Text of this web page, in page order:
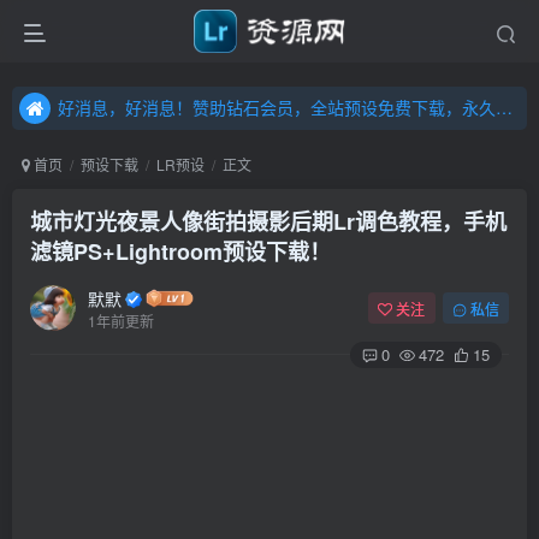
好消息，好消息！赞助钻石会员，全站预设免费下载，永久钻石会员，”送“万元超值资源，内容丰富，容量高达20T，不断更新！点击进入……
好消息，好消息！赞助钻石会员，全站预设免费下载，永久钻石会员，”送“万元超值资源，内容丰富，容量高达20T，不断更新！点击进入……
首页 预设下载 LR预设 正文
城市灯光夜景人像街拍摄影后期Lr调色教程，手机
滤镜PS+Lightroom预设下载！
默默
1年前更新
关注 私信
0 472 15